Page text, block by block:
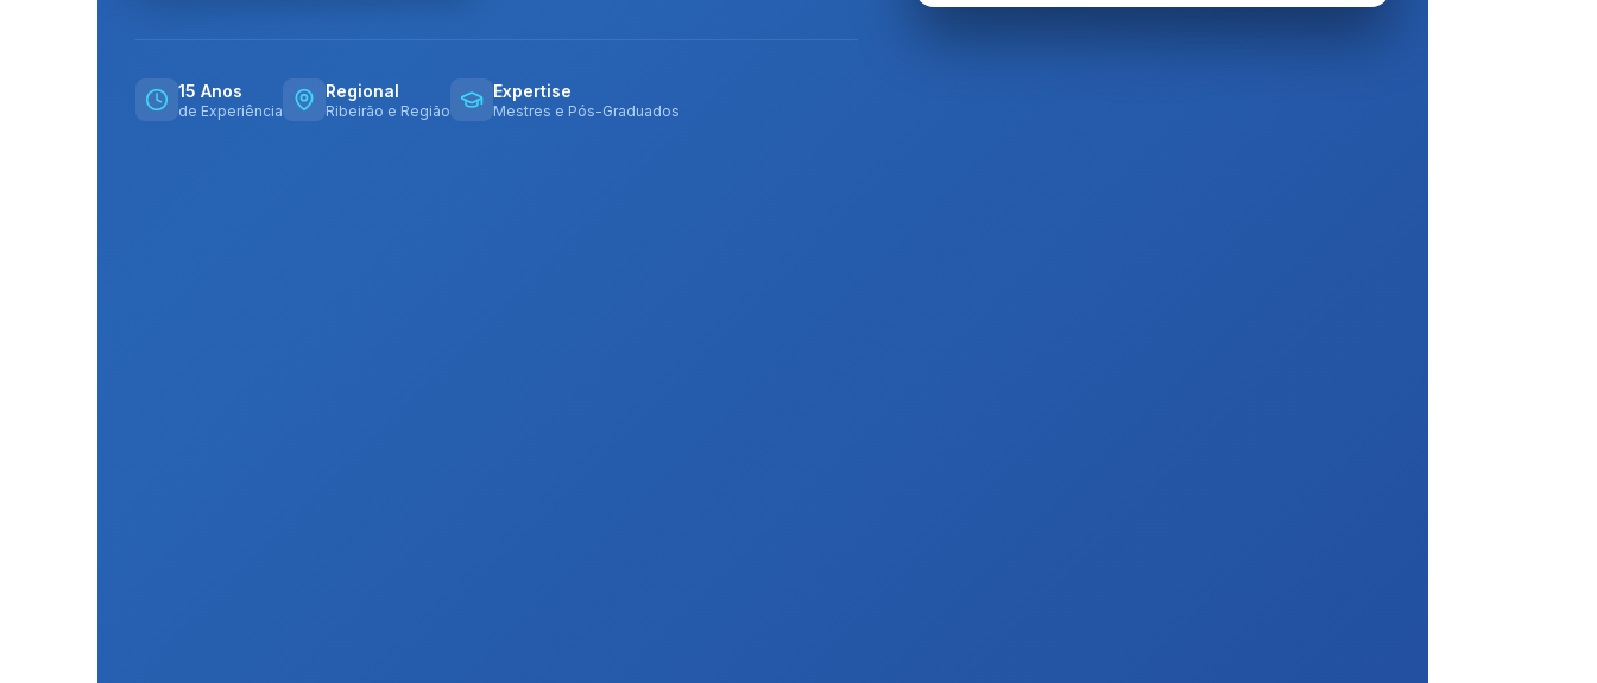
15 Anos
de Experiência
Regional
Ribeirão e Região
Expertise
Mestres e Pós-Graduados